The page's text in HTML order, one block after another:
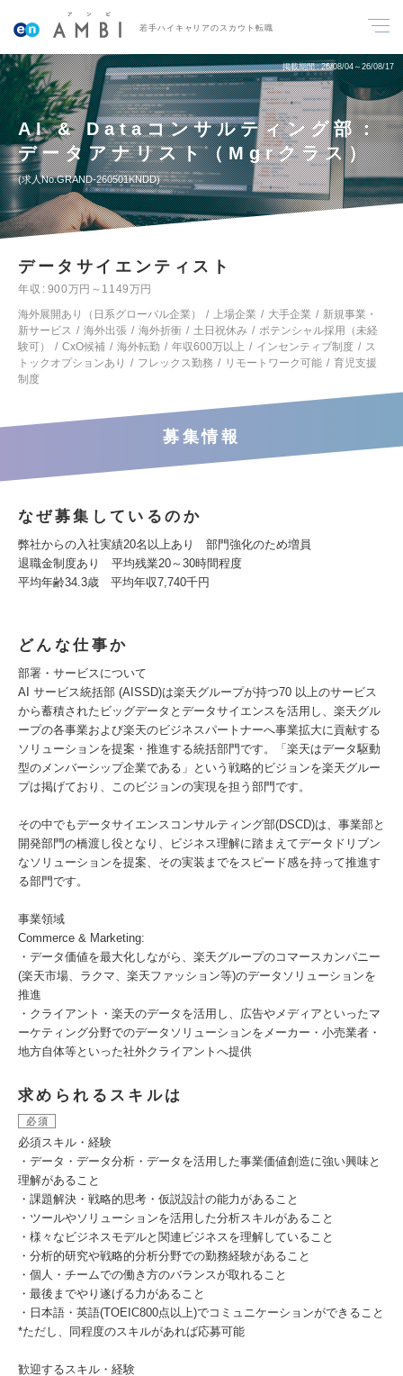
若手ハイキャリアのスカウト転職
掲載期間 26/08/04～26/08/17
AI & Dataコンサルティング部：
データアナリスト（Mgrクラス）
求人No.GRAND-260501KNDD
データサイエンティスト
年収
900万円～1149万円
海外展開あり（日系グローバル企業）
上場企業 大手企業
新規事業・
新サービス
海外出張 海外折衝 土日祝休み
ポテンシャル採用（未経
験可）
CxO候補 海外転勤 年収600万以上 インセンティブ制度
ス
トックオプションあり
フレックス勤務 リモートワーク可能
育児支援
制度
募集情報
なぜ募集しているのか
弊社からの入社実績20名以上あり 部門強化のため増員
退職金制度あり 平均残業20～30時間程度
平均年齢34.3歳 平均年収7,740千円
どんな仕事か
部署・サービスについて
AI サービス統括部 (AISSD)は楽天グループが持つ70 以上のサービス
から蓄積されたビッグデータとデータサイエンスを活用し、楽天グル
ープの各事業および楽天のビジネスパートナーへ事業拡大に貢献する
ソリューションを提案・推進する統括部門です。「楽天はデータ駆動
型のメンバーシップ企業である」という戦略的ビジョンを楽天グルー
プは掲げており、このビジョンの実現を担う部門です。
その中でもデータサイエンスコンサルティング部(DSCD)は、事業部と
開発部門の橋渡し役となり、ビジネス理解に踏まえてデータドリブン
なソリューションを提案、その実装までをスピード感を持って推進す
る部門です。
事業領域
Commerce & Marketing:
・データ価値を最大化しながら、楽天グループのコマースカンパニー
(楽天市場、ラクマ、楽天ファッション等)のデータソリューションを
推進
・クライアント・楽天のデータを活用し、広告やメディアといったマ
ーケティング分野でのデータソリューションをメーカー・小売業者・
地方自体等といった社外クライアントへ提供
求められるスキルは
必須
必須スキル・経験
・データ・データ分析・データを活用した事業価値創造に強い興味と
理解があること
・課題解決・戦略的思考・仮説設計の能力があること
・ツールやソリューションを活用した分析スキルがあること
・様々なビジネスモデルと関連ビジネスを理解していること
・分析的研究や戦略的分析分野での勤務経験があること
・個人・チームでの働き方のバランスが取れること
・最後までやり遂げる力があること
・日本語・英語(TOEIC800点以上)でコミュニケーションができること
*ただし、同程度のスキルがあれば応募可能
歓迎するスキル・経験